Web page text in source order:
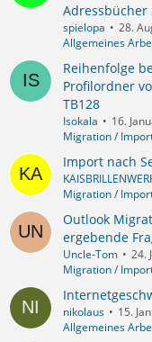
spielopa
28.
Allgemeines
Reihenfolge
Profilordner
TB128
Isokala
16.
Migration /
Import nach
Migration /
Outlook
ergebende
Uncle-Tom
24.
Migration /
nikolaus
15.
Allgemeines